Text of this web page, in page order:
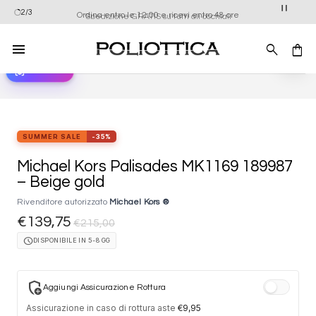
Salta
ai
contenuti
2/3
Spedizione GRATIS su tutti gli occhiali
Ordina entro le 12:00 e ricevi entro 48 ore
view_in_ar
SUMMER SALE -35%
Michael Kors Palisades MK1169 189987
– Beige gold
Rivenditore autorizzato Michael Kors ®
€139,75 €215,00
scheduleDISPONIBILE IN 5-8 GG
add_moderatorAggiungi Assicurazione Rottura
Assicurazione in caso di rottura aste €9,95